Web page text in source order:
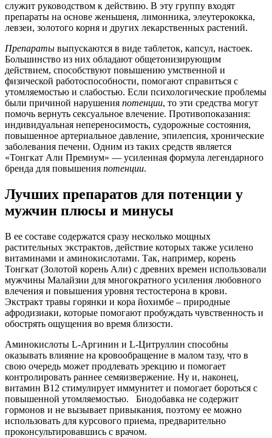
служит руководством к действию. В эту группу входят
препараты на основе женьшеня, лимонника, элеутерококка,
левзеи, золотого корня и других лекарственных растений.
Препараты выпускаются в виде таблеток, капсул, настоек.
Большинство из них обладают общетонизирующим
действием, способствуют повышению умственной и
физической работоспособности, помогают справиться с
утомляемостью и слабостью. Если психологические проблемы
были причиной нарушения потенции, то эти средства могут
помочь вернуть сексуальное влечение. Противопоказания:
индивидуальная непереносимость, судорожные состояния,
повышенное артериальное давление, эпилепсия, хронические
заболевания печени. Одним из таких средств является
«Тонгкат Али Премиум» — усиленная формула легендарного
бренда для повышения потенции.
Лучших препаратов для потенции у
мужчин плюсы и минусы
В ее составе содержатся сразу несколько мощных
растительных экстрактов, действие которых также усилено
витаминами и аминокислотами. Так, например, корень
Тонгкат (Золотой корень Али) с древних времен использовали
мужчины Малайзии для многократного усиления любовного
влечения и повышения уровня тестостерона в крови.
Экстракт травы горянки и кора йохимбе – природные
афродизиаки, которые помогают пробуждать чувственность и
обострять ощущения во время близости.
Аминокислоты L-Аргинин и L-Цитруллин способны
оказывать влияние на кровообращение в малом тазу, что в
свою очередь может продлевать эрекцию и помогает
контролировать раннее семяизвержение. Ну и, наконец,
витамин В12 стимулирует иммунитет и помогает бороться с
повышенной утомляемостью. Биодобавка не содержит
гормонов и не вызывает привыкания, поэтому ее можно
использовать для курсового приема, предварительно
проконсультировавшись с врачом.